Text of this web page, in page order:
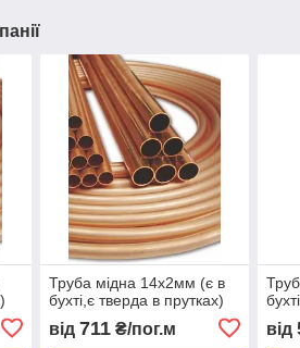
Труба мідна 14х2мм (є в
бухті,є тверда в прутках)
від 711₴/пог.м від